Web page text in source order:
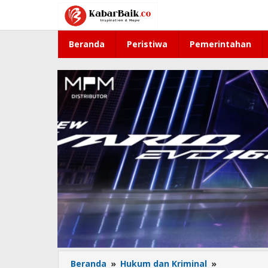
konten
Beranda Peristiwa Pemerintahan
Beranda » Hukum dan Kriminal »